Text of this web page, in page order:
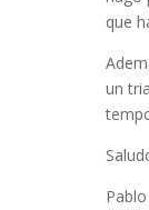
que
un